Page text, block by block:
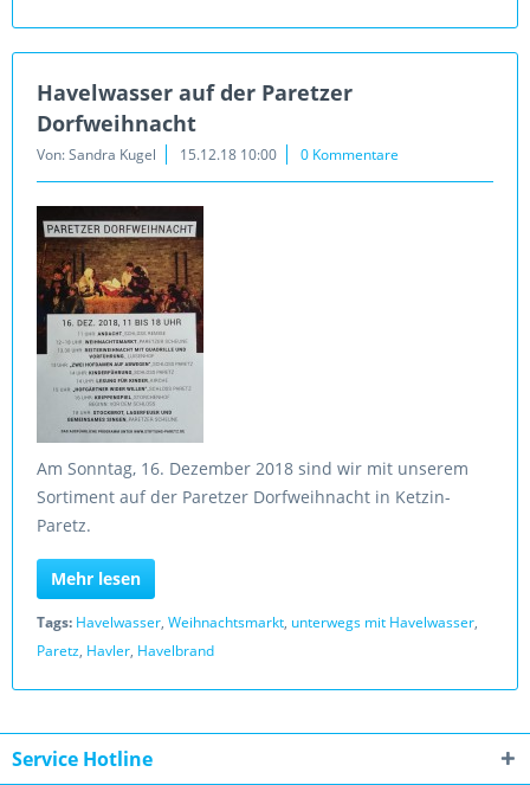
Havelwasser auf der Paretzer
Dorfweihnacht
Von: Sandra Kugel 15.12.18 10:00 0 Kommentare
Am Sonntag, 16. Dezember 2018 sind wir mit unserem
Sortiment auf der Paretzer Dorfweihnacht in Ketzin-
Paretz.
Mehr lesen
Tags: Havelwasser, Weihnachtsmarkt, unterwegs mit Havelwasser,
Paretz, Havler, Havelbrand
Service Hotline